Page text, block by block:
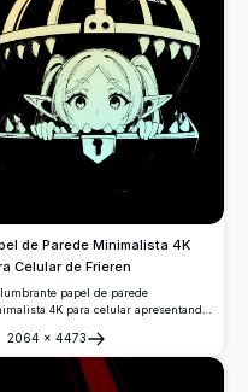
de Parede Minimalista 4K
Celular de Frieren
papel de parede
4K para celular apresentando
através de um baú mímico
A arte em alta resolução
a maga elfa em um estilo
2064 × 4473